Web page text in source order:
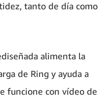
tanto de día como
alimenta la
de Ring y ayuda a
funcione con vídeo de